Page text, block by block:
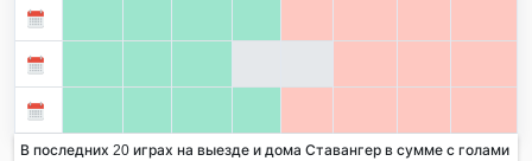
В последних 20 играх на выезде и дома Ставангер в сумме с голами